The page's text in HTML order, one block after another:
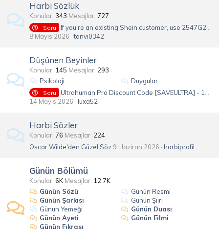
Harbi Sözlük
Konular 343 Mesajlar 727
Soru
If you're an existing Shein customer, use 2547G2K before it expires — 50% off!
8 Mayıs 2026
tanvi0342
Düşünen Beyinler
Konular 145 Mesajlar 293
Psikoloji
Duygular
Soru
Ultrahuman Pro Discount Code [SAVEULTRA] - 10% Discount For Existing Customers
14 Mayıs 2026
luxa52
Harbi Sözler
Konular 76 Mesajlar 224
Oscar Wilde'den Güzel Söz 9 Haziran 2026 harbiprofil
Günün Bölümü
Konular 6K Mesajlar 12.7K
Günün Sözü
Günün Resmi
Günün Şarkısı
Günün Şiiri
Günün Yemeği
Günün Duası
Günün Ayeti
Günün Filmi
Günün Fıkrası